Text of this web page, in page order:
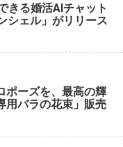
きる婚活AIチャット
シェル」がリリース
ポーズを、最高の輝
用バラの花束」販売